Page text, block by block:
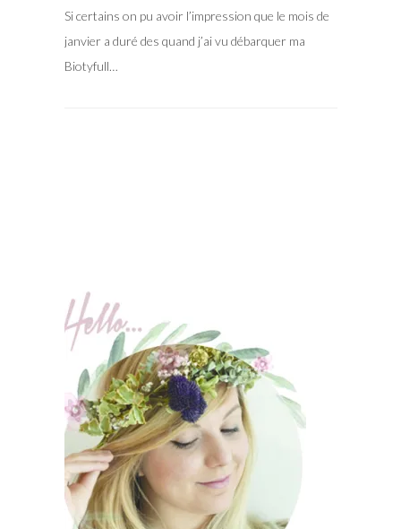
Si certains on pu avoir l’impression que le mois de
janvier a duré des quand j’ai vu débarquer ma
Biotyfull…